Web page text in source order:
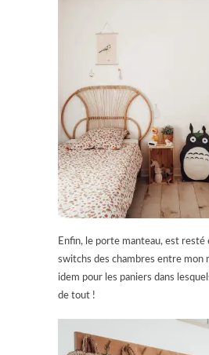
Enfin, le porte manteau, est resté
switchs des chambres entre mon
idem pour les paniers dans
de tout !